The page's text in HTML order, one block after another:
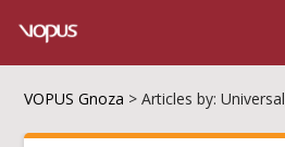
VOPUS Gnoza >Articles by: Universal